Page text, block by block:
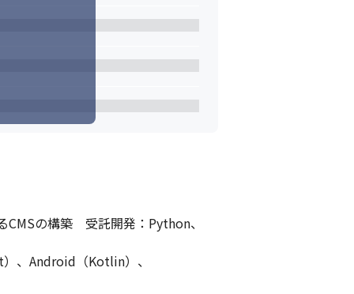
の構築　受託開発：Python、
、Android（Kotlin）、